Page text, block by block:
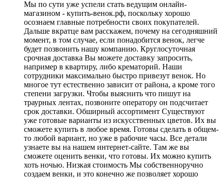
Мы по сути уже успели стать ведущим онлайн-
магазином - купить-венок.рф, поскольку хорошо
осознаем главные потребности своих покупателей.
Дальше вкратце вам расскажем, почему на сегодняшний
момент, в том случае, если понадобится венок, легче
будет позвонить нашу компанию. Круглосуточная
срочная доставка Вы можете доставку запросить,
например в квартиру, либо крематорий. Наши
сотрудники максимально быстро привезут венок. Но
многое тут естественно зависит от района, а кроме того
степени загрузки. Чтобы выяснить что пишут на
траурных лентах, позвоните оператору он подсчитает
срок доставки. Обширный ассортимент Существуют
уже готовые варианты из искусственных цветов. Их вы
сможете купить в любое время. Готовы сделать в общем-
то любой вариант, но уже в рабочие часы. Все детали
узнаете вы на нашем интернет-сайте. Там же вы
сможете оценить венки, что готовы. Их можно купить
хоть ночью. Низкая стоимость Мы собственноручно
создаем венки, и это конечно же позволяет хорошо